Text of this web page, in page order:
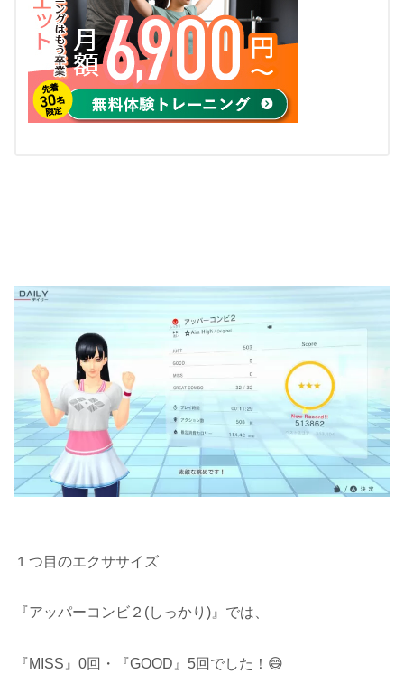
１つ目のエクササイズ
『アッパーコンビ２(しっかり)』では、
『MISS』0回・『GOOD』5回でした！😄